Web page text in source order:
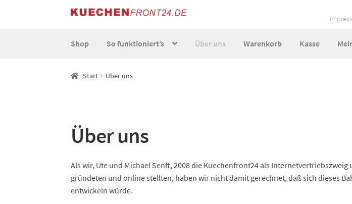
Zur
springen
Zum
springen
Shop So funktioniert’s Über uns Warenkorb Kasse
Start AGB Datenschutz
Start Über uns
Über uns
Als wir, Ute und Michael Senft, 2008 die Kuechenfront24 als
gründeten und online stellten, haben wir nicht damit gerechnet, daß sich dieses
entwickeln würde.